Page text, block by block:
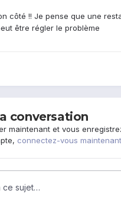
côté !! Je pense que une
être régler le problème
conversation
maintenant et vous
connectez-vous maintenant
ce sujet…